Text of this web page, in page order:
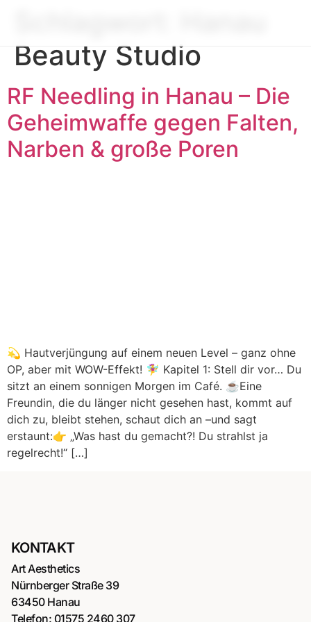
Beauty Studio
RF Needling in Hanau – Die
Geheimwaffe gegen Falten,
Narben & große Poren
💫 Hautverjüngung auf einem neuen Level – ganz ohne
OP, aber mit WOW-Effekt! 🧚‍♀️ Kapitel 1: Stell dir vor… Du
sitzt an einem sonnigen Morgen im Café. ☕Eine
Freundin, die du länger nicht gesehen hast, kommt auf
dich zu, bleibt stehen, schaut dich an –und sagt
erstaunt:👉 „Was hast du gemacht?! Du strahlst ja
regelrecht!“ […]
KONTAKT
Art Aesthetics
Nürnberger Straße 39
63450 Hanau
Telefon: 01575 2460 307